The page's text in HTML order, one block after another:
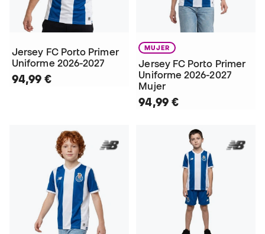
Jersey FC Porto Primer
Uniforme 2026-2027
94,99 €
MUJER
Jersey FC Porto Primer
Uniforme 2026-2027
Mujer
94,99 €